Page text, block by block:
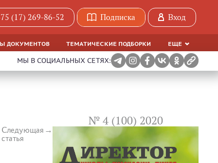
(17) 269-86-52 Подписка Вход
ДОКУМЕНТОВ ТЕМАТИЧЕСКИЕ ПОДБОРКИ ЕЩЕ
МЫ В СОЦИАЛЬНЫХ СЕТЯХ:
Следующая
статья
№ 4 (100) 2020